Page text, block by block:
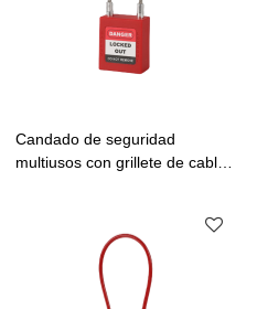
Candado de seguridad
multiusos con grillete de cable
industrial de 3,2 mm Lita Lock
Matufacturing